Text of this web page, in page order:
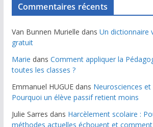
Commentaires récents
Van Bunnen Murielle dans Un dictionnaire
gratuit
Marie dans Comment appliquer la
toutes les classes ?
Emmanuel HUGUEdans Neurosciences
Pourquoi un élève passif retient moins
Julie Sarres dans Harcèlement scolaire :
méthodes actuelles échouent et